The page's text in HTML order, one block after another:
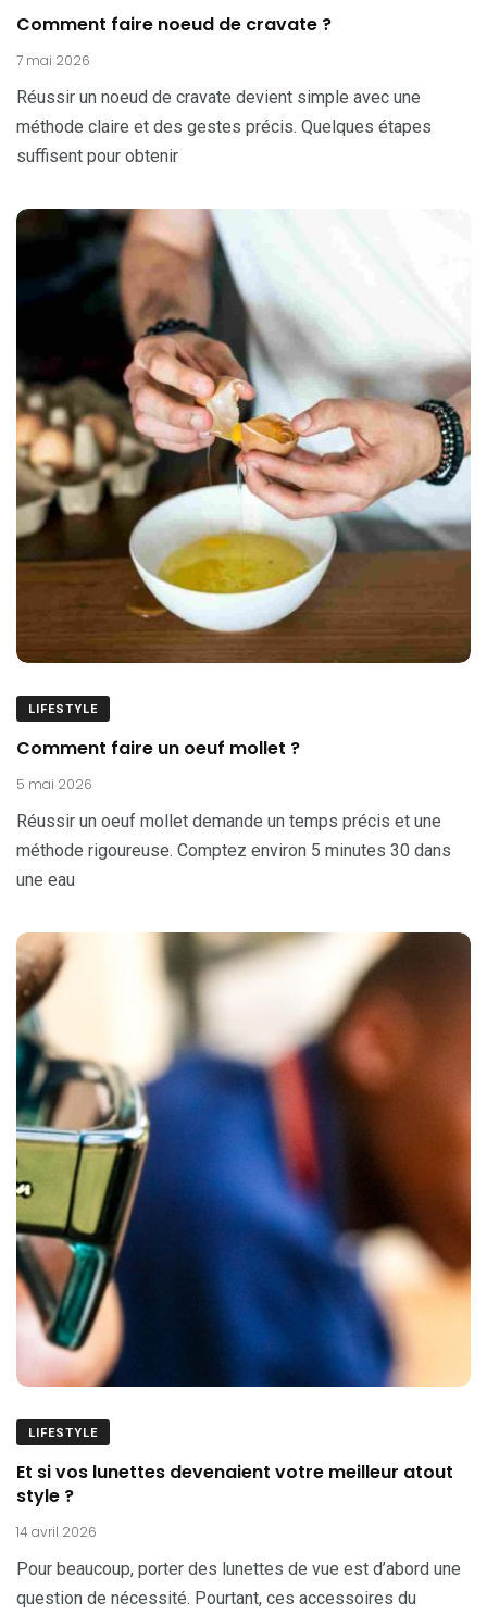
Comment faire noeud de cravate ?
7 mai 2026
Réussir un noeud de cravate devient simple avec une
méthode claire et des gestes précis. Quelques étapes
suffisent pour obtenir
LIFESTYLE
Comment faire un oeuf mollet ?
5 mai 2026
Réussir un oeuf mollet demande un temps précis et une
méthode rigoureuse. Comptez environ 5 minutes 30 dans
une eau
LIFESTYLE
Et si vos lunettes devenaient votre meilleur atout
style ?
14 avril 2026
Pour beaucoup, porter des lunettes de vue est d’abord une
question de nécessité. Pourtant, ces accessoires du